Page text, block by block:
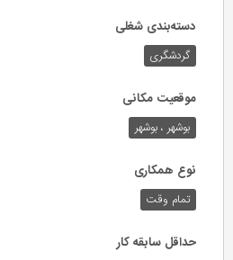
دسته‌بندی شغلی
گردشگری
موقعیت مکانی
بوشهر ، بوشهر
نوع همکاری
تمام وقت
حداقل سابقه کار